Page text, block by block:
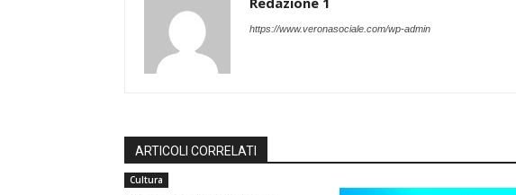
https://www.veronasociale.com/wp-admin
ARTICOLI CORRELATI
Cultura